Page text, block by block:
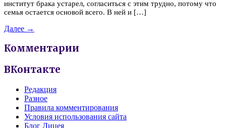
институт брака устарел, согласиться с этим трудно, потому что
семья остается основой всего. В ней и […]
Далее →
Комментарии
ВКонтакте
Редакция
Разное
Правила комментирования
Условия использования сайта
Блог Лицея